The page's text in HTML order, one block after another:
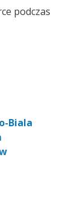
podczas
Biala